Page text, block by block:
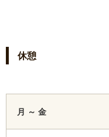
休憩
月 ～ 金